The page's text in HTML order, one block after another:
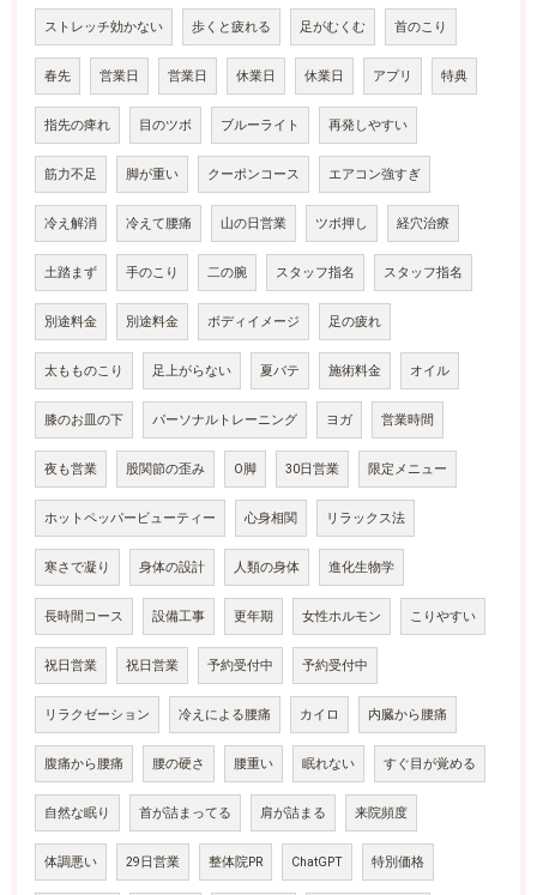
ストレッチ効かない 歩くと疲れる 足がむくむ 首のこり
春先 営業日 営業日 休業日 休業日 アプリ 特典
指先の痺れ 目のツボ ブルーライト 再発しやすい
筋力不足 脚が重い クーポンコース エアコン強すぎ
冷え解消 冷えて腰痛 山の日営業 ツボ押し 経穴治療
土踏まず 手のこり 二の腕 スタッフ指名 スタッフ指名
別途料金 別途料金 ボディイメージ 足の疲れ
太もものこり 足上がらない 夏バテ 施術料金 オイル
膝のお皿の下 パーソナルトレーニング ヨガ 営業時間
夜も営業 股関節の歪み O脚 30日営業 限定メニュー
ホットペッパービューティー 心身相関 リラックス法
寒さで凝り 身体の設計 人類の身体 進化生物学
長時間コース 設備工事 更年期 女性ホルモン こりやすい
祝日営業 祝日営業 予約受付中 予約受付中
リラクゼーション 冷えによる腰痛 カイロ 内臓から腰痛
腹痛から腰痛 腰の硬さ 腰重い 眠れない すぐ目が覚める
自然な眠り 首が詰まってる 肩が詰まる 来院頻度
体調悪い 29日営業 整体院PR ChatGPT 特別価格